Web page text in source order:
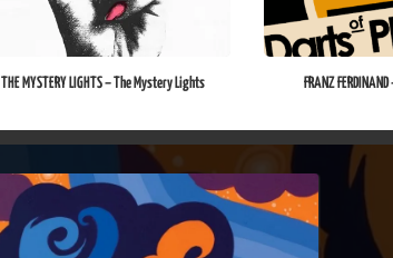
THE MYSTERY LIGHTS – The Mystery Lights FRANZ